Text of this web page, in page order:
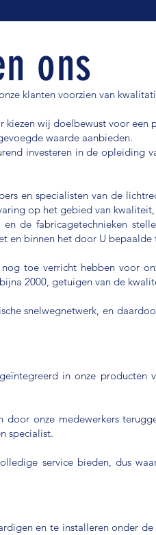
ons
klanten voorzien van
kiezen wij doelbewust voor een
waarde aanbieden.
investeren in de opleiding
en specialisten van de
op het gebied van
de fabricagetechnieken
en binnen het door U bepaalde
toe verricht hebben voor
2000, getuigen van de
snelwegnetwerk, en
in onze
door onze medewerkers
specialist.
service bieden, dus
en te installeren onder